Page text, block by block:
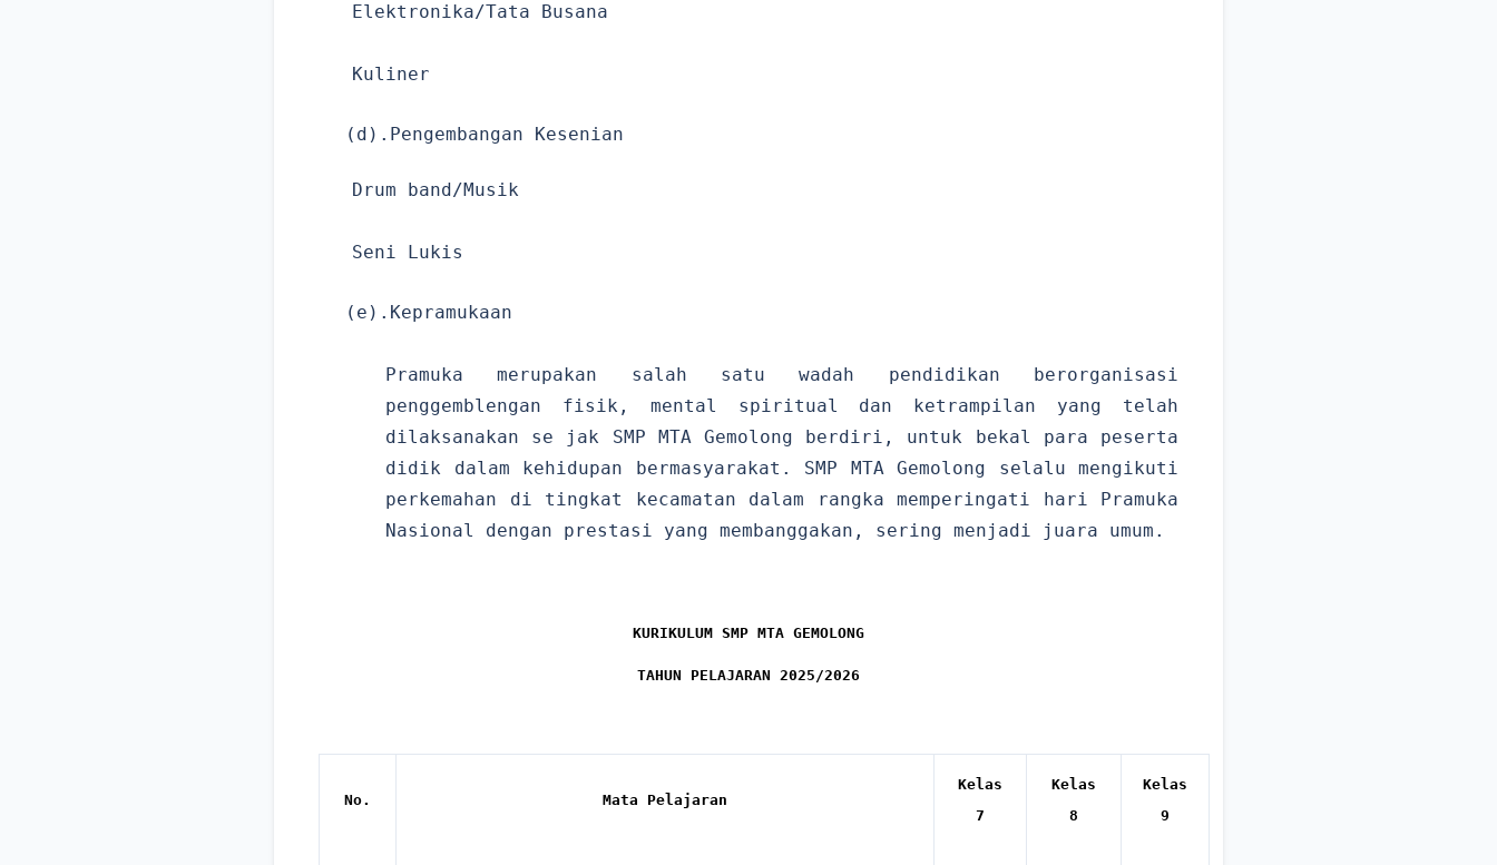
Elektronika/Tata Busana
Kuliner
(d).Pengembangan Kesenian
Drum band/Musik
Seni Lukis
(e).Kepramukaan
Pramuka merupakan salah satu wadah pendidikan berorganisasi
penggemblengan fisik, mental spiritual dan ketrampilan yang telah
dilaksanakan se jak SMP MTA Gemolong berdiri, untuk bekal para peserta
didik dalam kehidupan bermasyarakat. SMP MTA Gemolong selalu mengikuti
perkemahan di tingkat kecamatan dalam rangka memperingati hari Pramuka
Nasional dengan prestasi yang membanggakan, sering menjadi juara umum.
KURIKULUM SMP MTA GEMOLONG
TAHUN PELAJARAN 2025/2026
No. Mata Pelajaran
Kelas
7
Kelas
8
Kelas
9